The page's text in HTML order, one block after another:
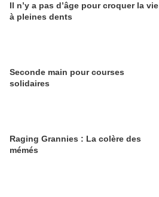
Il n’y a pas d’âge pour croquer la vie
à pleines dents
Seconde main pour courses
solidaires
Raging Grannies : La colère des
mémés